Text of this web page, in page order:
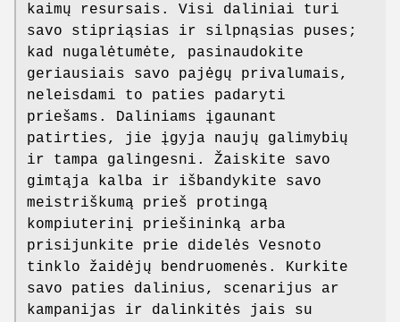
kaimų resursais. Visi daliniai turi
savo stipriąsias ir silpnąsias puses;
kad nugalėtumėte, pasinaudokite
geriausiais savo pajėgų privalumais,
neleisdami to paties padaryti
priešams. Daliniams įgaunant
patirties, jie įgyja naujų galimybių
ir tampa galingesni. Žaiskite savo
gimtąja kalba ir išbandykite savo
meistriškumą prieš protingą
kompiuterinį priešininką arba
prisijunkite prie didelės Vesnoto
tinklo žaidėjų bendruomenės. Kurkite
savo paties dalinius, scenarijus ar
kampanijas ir dalinkitės jais su